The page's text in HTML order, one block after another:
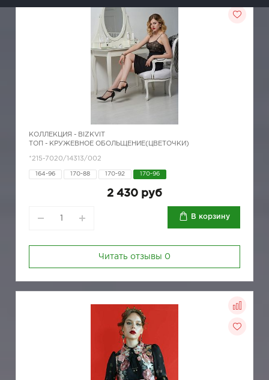
КОЛЛЕКЦИЯ - BIZKVIT
ТОП - КРУЖЕВНОЕ ОБОЛЬЩЕНИЕ(ЦВЕТОЧКИ)
*215-7020/14313/002
164-96 170-88 170-92 170-96
2 430 руб
В корзину
Читать отзывы 0